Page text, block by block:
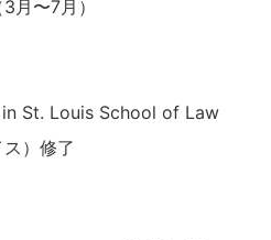
月〜7月）
St. Louis School of Law
ス）修了